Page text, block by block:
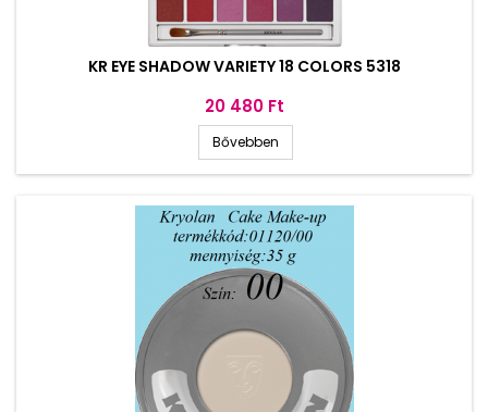
KR EYE SHADOW VARIETY 18 COLORS 5318
Ár
20 480 Ft
Bővebben